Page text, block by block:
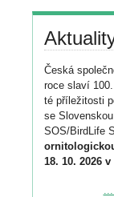
Česká
roce slaví
té příležitosti
se
SOS/BirdLife
18. 10. 2026
Podrobnější